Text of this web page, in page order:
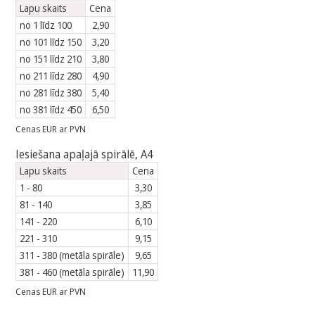
Lapu skaits
Cena
no 1 līdz 100
2,90
no 101 līdz 150
3,20
no 151 līdz 210
3,80
no 211 līdz 280
4,90
no 281 līdz 380
5,40
no 381 līdz 450
6,50
Cenas EUR ar PVN
Iesiešana apaļajā spirālē, A4
Lapu skaits
Cena
1 - 80
3,30
81 - 140
3,85
141 - 220
6,10
221 - 310
9,15
311 - 380 (metāla spirāle)
9,65
381 - 460 (metāla spirāle)
11,90
Cenas EUR ar PVN